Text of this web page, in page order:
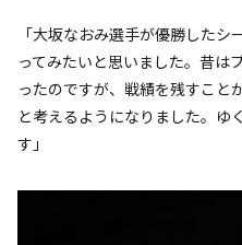
「大坂なおみ選手が優勝した
ってみたいと思いました。昔は
ったのですが、戦績を残すこと
と考えるようになりました。ゆ
す」